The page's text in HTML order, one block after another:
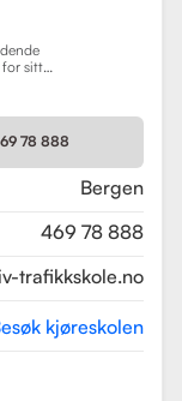
for sitt
Les mer
78 888
Bergen
469 78 888
trafikkskole.no
kjøreskolen